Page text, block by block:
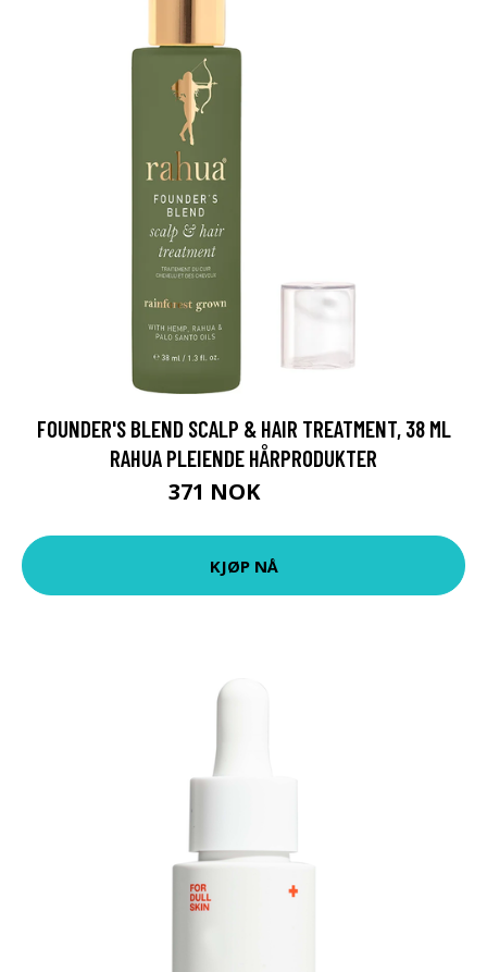
FOUNDER'S BLEND SCALP & HAIR TREATMENT, 38 ML
RAHUA PLEIENDE HÅRPRODUKTER
371 NOK
KJØP NÅ